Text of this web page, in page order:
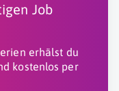
Job
erhälst du
kostenlos per